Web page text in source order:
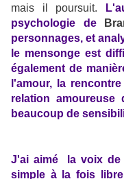
mais il poursuit.
psychologie de
personnages, et
le mensonge est
également de
l'amour, la
relation
beaucoup de
J'ai aimé la voix de
simple à la fois